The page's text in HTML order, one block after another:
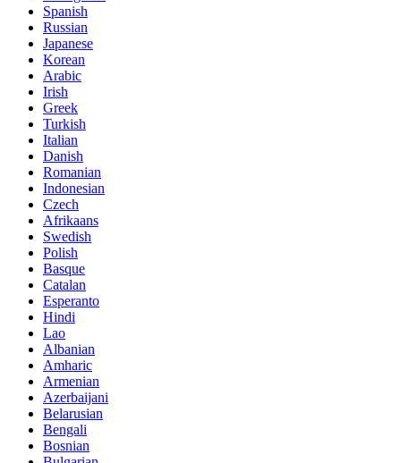
Spanish
Russian
Japanese
Korean
Arabic
Irish
Greek
Turkish
Italian
Danish
Romanian
Indonesian
Czech
Afrikaans
Swedish
Polish
Basque
Catalan
Esperanto
Hindi
Lao
Albanian
Amharic
Armenian
Azerbaijani
Belarusian
Bengali
Bosnian